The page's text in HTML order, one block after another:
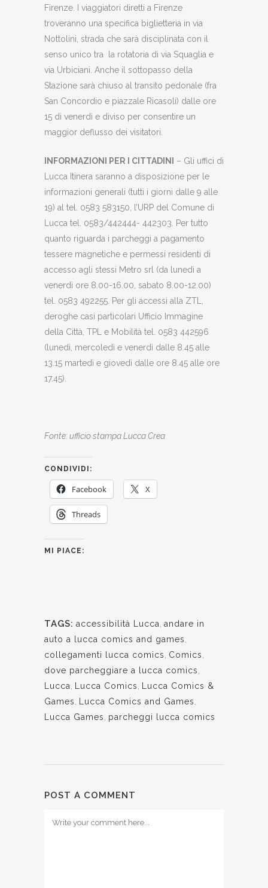
Firenze. I viaggiatori diretti a Firenze
troveranno una specifica biglietteria in via
Nottolini, strada che sarà disciplinata con il
senso unico tra la rotatoria di via Squaglia e
via Urbiciani. Anche il sottopasso della
Stazione sarà chiuso al transito pedonale (fra
San Concordio e piazzale Ricasoli) dalle ore
15 di venerdì e diviso per consentire un
maggior deflusso dei visitatori.
INFORMAZIONI PER I CITTADINI – Gli uffici di
Lucca Itinera saranno a disposizione per le
informazioni generali (tutti i giorni dalle 9 alle
19) al tel. 0583 583150, l’URP del Comune di
Lucca tel. 0583/442444- 442303. Per tutto
quanto riguarda i parcheggi a pagamento
tessere magnetiche e permessi residenti di
accesso agli stessi Metro srl (da lunedì a
venerdì ore 8.00-16.00, sabato 8.00-12.00)
tel. 0583 492255. Per gli accessi alla ZTL,
deroghe casi particolari Ufficio Immagine
della Città, TPL e Mobilità tel. 0583 442596
(lunedì, mercoledì e venerdì dalle 8.45 alle
13.15 martedì e giovedì dalle ore 8.45 alle ore
17.45).
Fonte: ufficio stampa Lucca Crea
CONDIVIDI:
Facebook X
Threads
MI PIACE:
TAGS: accessibilità Lucca andare in
auto a lucca comics and games
collegamenti lucca comics
Comics
dove parcheggiare a lucca comics
Lucca
Lucca Comics
Lucca Comics &
Games
Lucca Comics and Games
Lucca Games
parcheggi lucca comics
POST A COMMENT